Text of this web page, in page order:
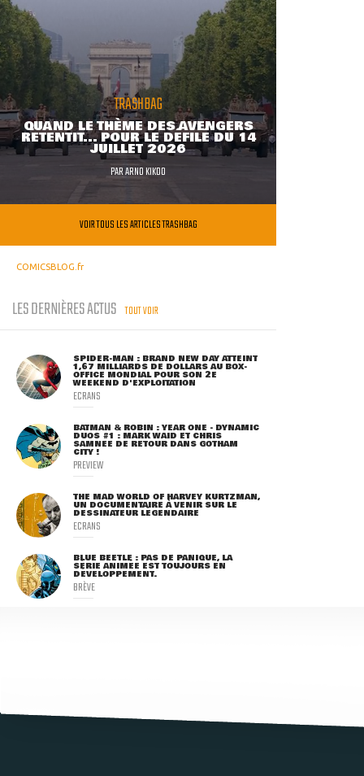
TRASHBAG
QUAND LE THÈME DES AVENGERS
RETENTIT... POUR LE DÉFILÉ DU 14
JUILLET 2026
PARARNO KIKOO
VOIR TOUS LES ARTICLES TRASHBAG
COMICSBLOG.fr
LES DERNIÈRES ACTUS TOUT VOIR
SPIDER-MAN : BRAND NEW DAY ATTEINT
1,67 MILLIARDS DE DOLLARS AU BOX-
OFFICE MONDIAL POUR SON 2E
WEEKEND D'EXPLOITATION
ECRANS
BATMAN & ROBIN : YEAR ONE - DYNAMIC
DUOS #1 : MARK WAID ET CHRIS
SAMNEE DE RETOUR DANS GOTHAM
CITY !
PREVIEW
THE MAD WORLD OF HARVEY KURTZMAN,
UN DOCUMENTAIRE À VENIR SUR LE
DESSINATEUR LÉGENDAIRE
ECRANS
BLUE BEETLE : PAS DE PANIQUE, LA
SÉRIE ANIMÉE EST TOUJOURS EN
DÉVELOPPEMENT.
BRÈVE